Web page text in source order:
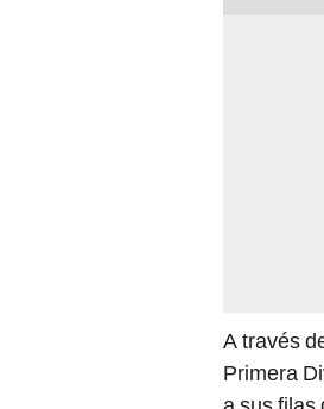
A través
Primera